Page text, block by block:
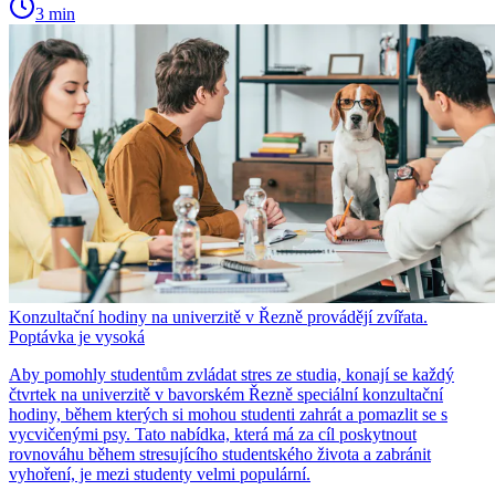
3 min
Konzultační hodiny na univerzitě v Řezně provádějí zvířata.
Poptávka je vysoká
Aby pomohly studentům zvládat stres ze studia, konají se každý
čtvrtek na univerzitě v bavorském Řezně speciální konzultační
hodiny, během kterých si mohou studenti zahrát a pomazlit se s
vycvičenými psy. Tato nabídka, která má za cíl poskytnout
rovnováhu během stresujícího studentského života a zabránit
vyhoření, je mezi studenty velmi populární.